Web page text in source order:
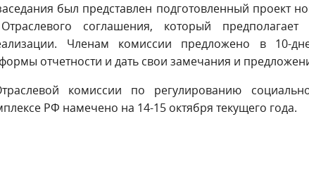
был представлен подготовленный проект
соглашения, который
Членам комиссии предложено в 10-
отчетности и дать свои замечания и
комиссии по регулированию
РФ намечено на 14-15 октября текущего года.